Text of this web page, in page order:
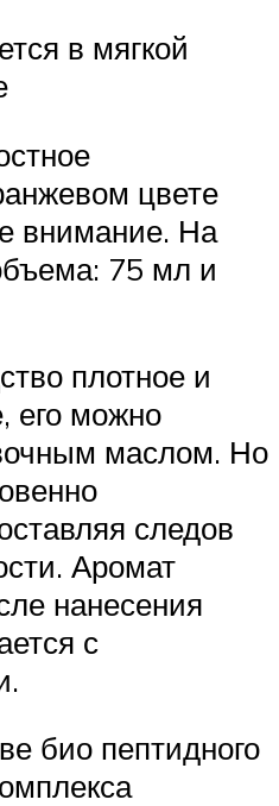
в мягкой
цвете
внимание. На
75 мл и
плотное и
его можно
маслом. Но
следов
Аромат
нанесения
с
био пептидного